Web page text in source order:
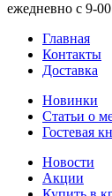
ежедневно с 9-
Главная
Контакты
Доставка
Новинки
Статьи о
Гостевая
Новости
Акции